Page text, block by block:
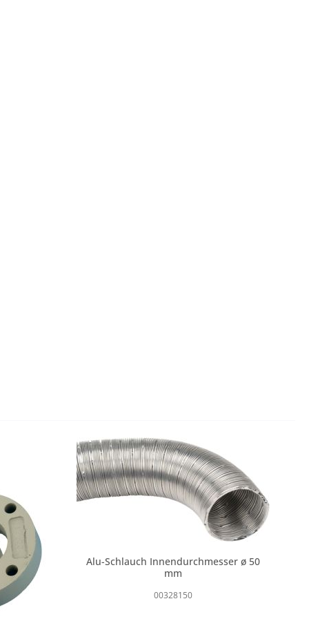
Alu-Schlauch Innendurchmesser ø 50
mm
00328150